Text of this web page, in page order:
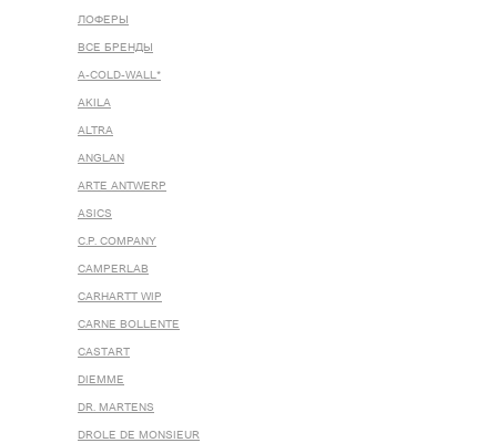
ЛОФЕРЫ
ВСЕ БРЕНДЫ
A-COLD-WALL*
AKILA
ALTRA
ANGLAN
ARTE ANTWERP
ASICS
C.P. COMPANY
CAMPERLAB
CARHARTT WIP
CARNE BOLLENTE
CASTART
DIEMME
DR. MARTENS
DROLE DE MONSIEUR